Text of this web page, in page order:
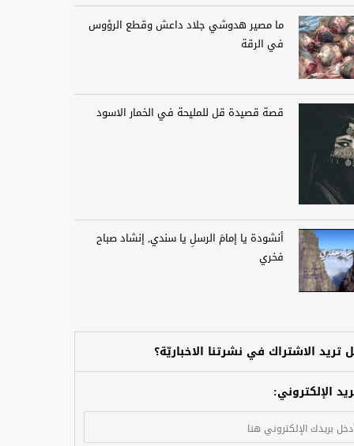
ما مصير هدوشي جلاد داعش وقطع الرؤوس
في الرقة
قصة قصيدة قل للمليحة في الخمار الاسود
أنشودة يا إمامَ الرسلِ يا سندي, إنشاد صباح
فخري
تريد الاشتراك في نشرتنا الاخباريّة؟
الإلكتروني: